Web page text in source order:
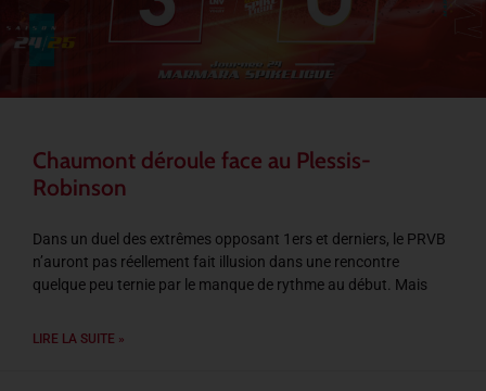
Chaumont déroule face au Plessis-
Robinson
Dans un duel des extrêmes opposant 1ers et derniers, le PRVB
n’auront pas réellement fait illusion dans une rencontre
quelque peu ternie par le manque de rythme au début. Mais
LIRE LA SUITE »